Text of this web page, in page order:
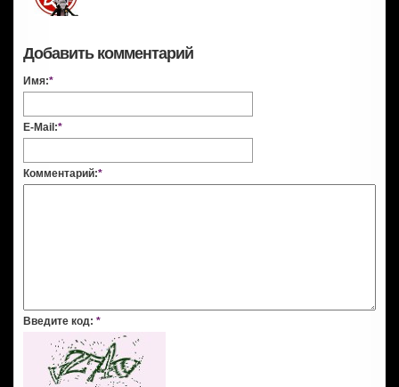
Добавить комментарий
Имя:*
E-Mail:*
Комментарий:*
Введите код: *